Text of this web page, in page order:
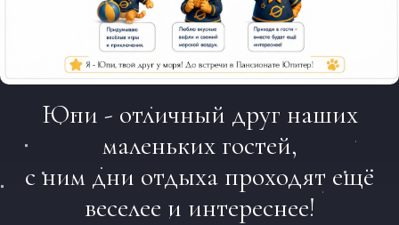
Юпи - отличный друг наших
маленьких гостей,
с ним дни отдыха проходят ещё
веселее и интереснее!